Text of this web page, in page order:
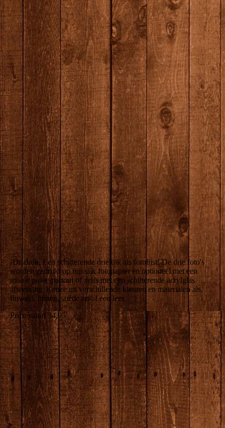
producten-28
-Drieluik. Een schitterende drieluik als fotolijst! De drie foto's
worden gedrukt op fuji silk fotopapier en optioneel met een
mooie passe-partout of zelfs met een schitterende acrylglas
afwerking. Keuze uit verschillende kleuren en materialen als,
fluweel, linnen, suéde en/of eco leer.
Prijs: vanaf 34,95